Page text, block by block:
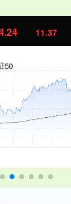
11.37